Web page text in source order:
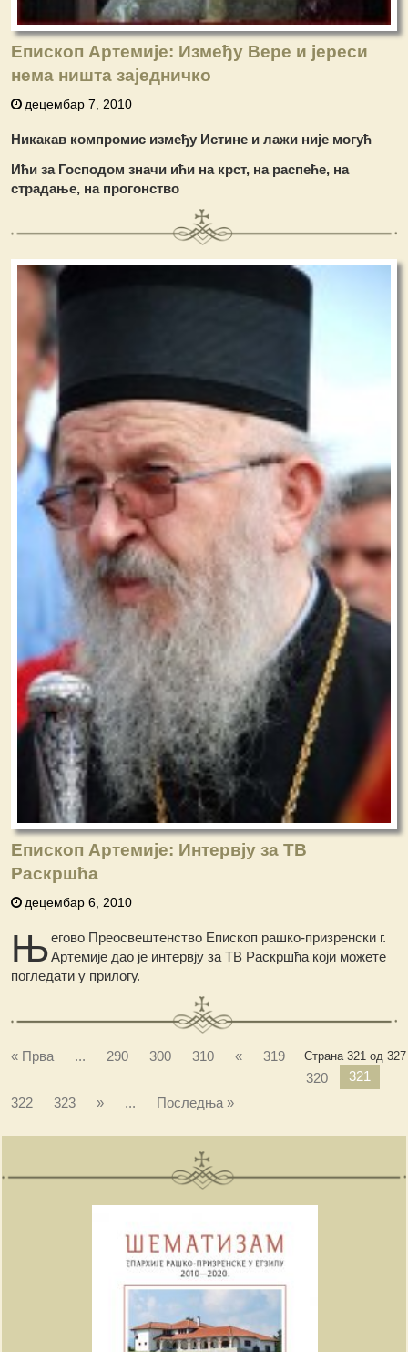
Епископ Артемије: Између Вере и јереси
нема ништа заједничко
децембар 7, 2010
Никакав компромис између Истине и лажи није могућ
Ићи за Господом значи ићи на крст, на распеће, на
страдање, на прогонство
Епископ Артемије: Интервју за ТВ
Раскршћа
децембар 6, 2010
Његово Преосвештенство Епископ рашко-призренски г.
Артемије дао је интервју за ТВ Раскршћа који можете
погледати у прилогу.
Страна 321 од 327
« Прва ... 290 300 310 «
319
320
321
322
323 » ... Последња »